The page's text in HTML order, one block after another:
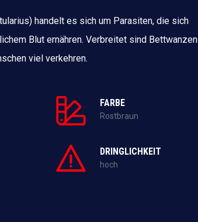
handelt es sich um Parasiten, die sich
Blut ernähren. Verbreitet sind Bettwanzen
viel verkehren.
FARBE
Rostbraun
DRINGLICHKEIT
hoch